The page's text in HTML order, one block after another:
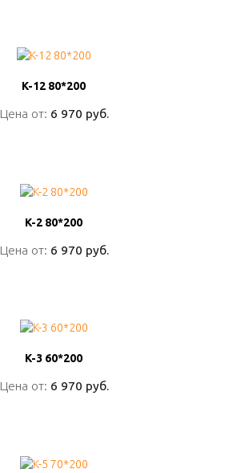
K-12 80*200
Цена от: 6 970 руб.
K-12 80*200
Цена от: 6 970 руб.
K-2 80*200
Цена от: 6 970 руб.
K-2 80*200
Цена от: 6 970 руб.
K-3 60*200
Цена от: 6 970 руб.
K-3 60*200
Цена от: 6 970 руб.